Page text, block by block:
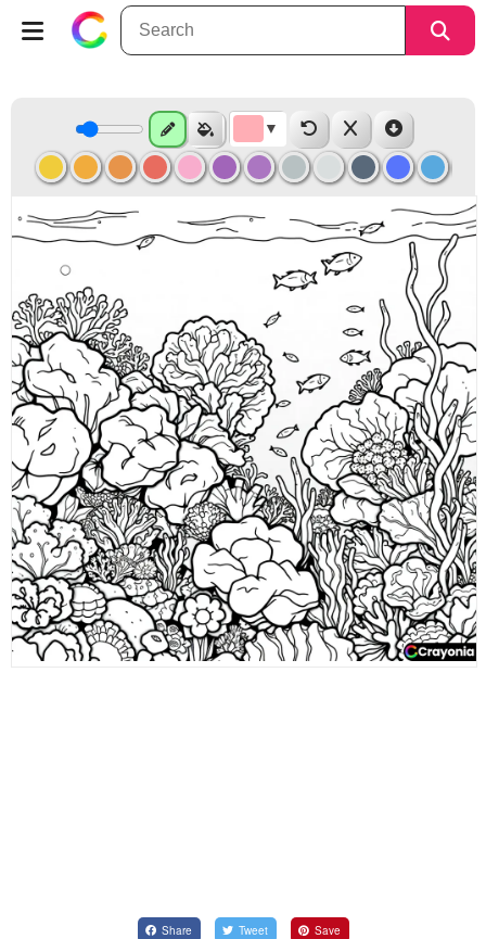
Share Tweet Save